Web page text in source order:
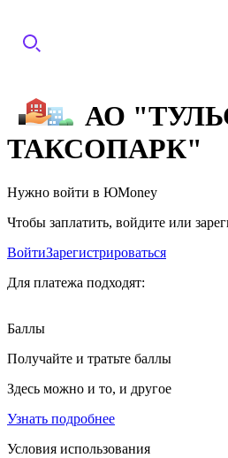
АО
ТАКСОПАРК"
Нужно войти в ЮMoney
Чтобы заплатить, войдите или
ВойтиЗарегистрироваться
Для платежа подходят:
Баллы
Получайте и тратьте баллы
Здесь можно и то, и другое
Узнать подробнее
Условия использования